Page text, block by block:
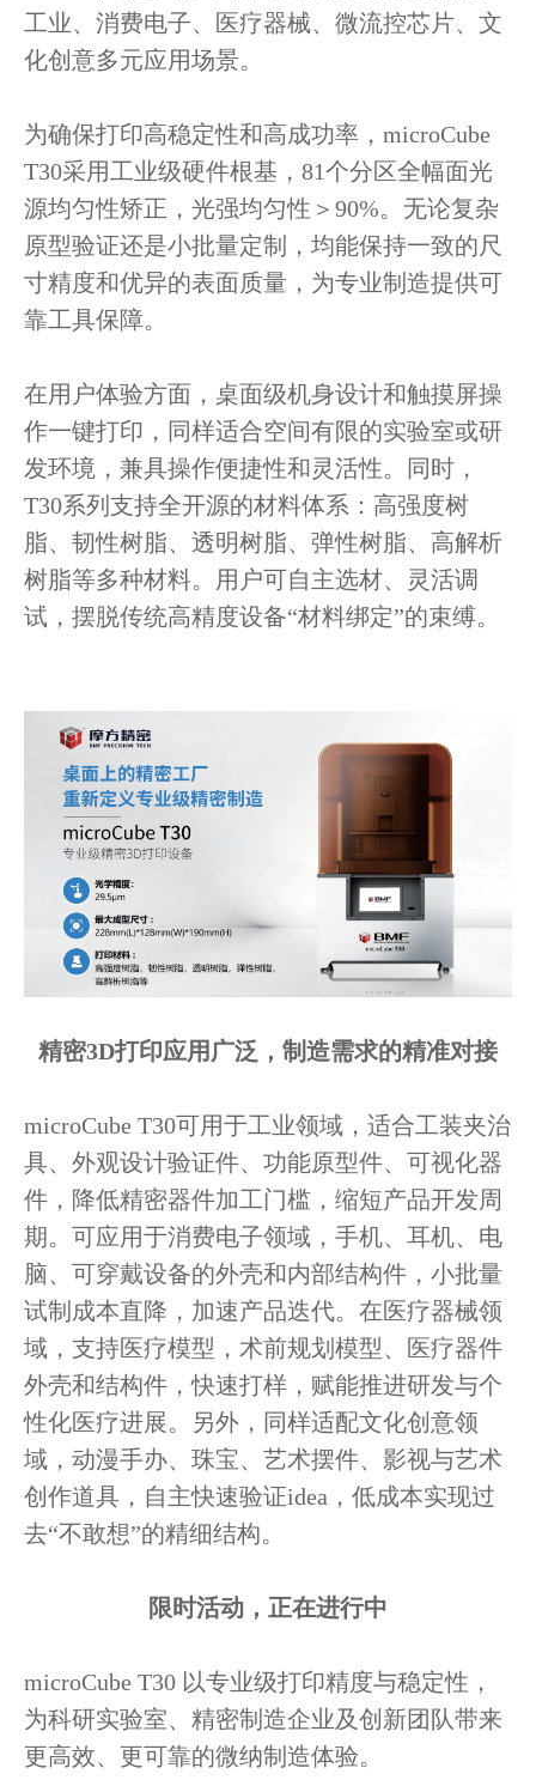
工业、消费电子、医疗器械、微流控芯片、文
化创意多元应用场景。
为确保打印高稳定性和高成功率，microCube
T30采用工业级硬件根基，81个分区全幅面光
源均匀性矫正，光强均匀性＞90%。无论复杂
原型验证还是小批量定制，均能保持一致的尺
寸精度和优异的表面质量，为专业制造提供可
靠工具保障。
在用户体验方面，桌面级机身设计和触摸屏操
作一键打印，同样适合空间有限的实验室或研
发环境，兼具操作便捷性和灵活性。 同时，
T30系列支持全开源的材料体系：高强度树
脂、韧性树脂、透明树脂、弹性树脂、高解析
树脂等多种材料。用户可自主选材、灵活调
试，摆脱传统高精度设备“材料绑定”的束缚。
精密3D打印应用广泛，制造需求的精准对接
microCube T30可用于工业领域，适合工装夹治
具、外观设计验证件、功能原型件、可视化器
件，降低精密器件加工门槛，缩短产品开发周
期。可应用于消费电子领域，手机、耳机、电
脑、可穿戴设备的外壳和内部结构件，小批量
试制成本直降，加速产品迭代。在医疗器械领
域，支持医疗模型，术前规划模型、医疗器件
外壳和结构件，快速打样，赋能推进研发与个
性化医疗进展。另外，同样适配文化创意领
域，动漫手办、珠宝、艺术摆件、影视与艺术
创作道具，自主快速验证idea，低成本实现过
去“不敢想”的精细结构。
限时活动，正在进行中
microCube T30 以专业级打印精度与稳定性，
为科研实验室、精密制造企业及创新团队带来
更高效、更可靠的微纳制造体验。